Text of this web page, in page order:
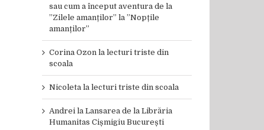
sau cum a început aventura de la
”Zilele amanților” la ”Nopțile
amanților”
Corina Ozon la lecturi triste din
scoala
Nicoleta la lecturi triste din scoala
Andrei la Lansarea de la Librăria
Humanitas Cișmigiu București